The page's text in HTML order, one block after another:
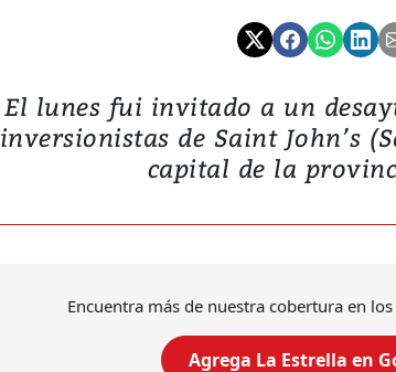
El lunes fui invitado a un
inversionistas de Saint John’s
capital de la
Encuentra más de nuestra cobertura en
Agrega La Estrella en